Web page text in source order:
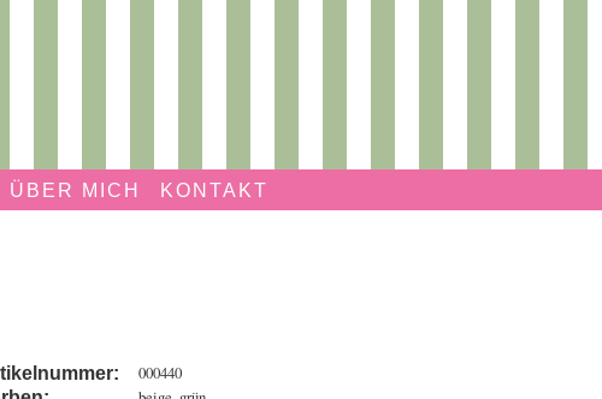
ÜBER MICH KONTAKT
000440